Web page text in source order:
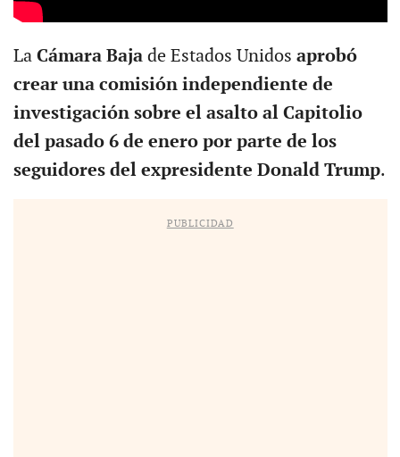
La Cámara Bajade Estados Unidos aprobó
crear una comisión independiente de
investigación sobre el asalto al Capitolio
del pasado 6 de enero por parte de los
seguidores del expresidente Donald Trump.
PUBLICIDAD